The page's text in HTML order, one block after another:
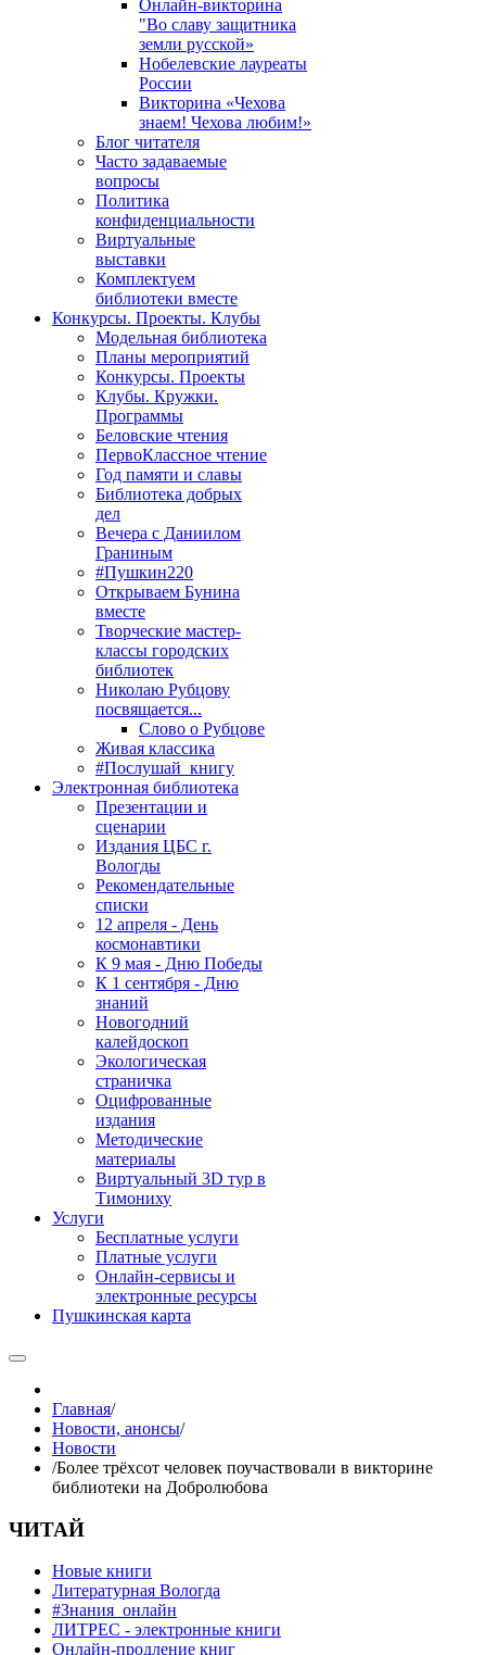
Онлайн-викторина
"Во славу защитника
земли русской»
Нобелевские лауреаты
России
Викторина «Чехова
знаем! Чехова любим!»
Блог читателя
Часто задаваемые
вопросы
Политика
конфиденциальности
Виртуальные
выставки
Комплектуем
библиотеки вместе
Конкурсы. Проекты. Клубы
Модельная библиотека
Планы мероприятий
Конкурсы. Проекты
Клубы. Кружки.
Программы
Беловские чтения
ПервоКлассное чтение
Год памяти и славы
Библиотека добрых
дел
Вечера с Даниилом
Граниным
#Пушкин220
Открываем Бунина
вместе
Творческие мастер-
классы городских
библиотек
Николаю Рубцову
посвящается...
Слово о Рубцове
Живая классика
#Послушай_книгу
Электронная библиотека
Презентации и
сценарии
Издания ЦБС г.
Вологды
Рекомендательные
списки
12 апреля - День
космонавтики
К 9 мая - Дню Победы
К 1 сентября - Дню
знаний
Новогодний
калейдоскоп
Экологическая
страничка
Оцифрованные
издания
Методические
материалы
Виртуальный 3D тур в
Тимониху
Услуги
Бесплатные услуги
Платные услуги
Онлайн-сервисы и
электронные ресурсы
Пушкинская карта
Главная/
Новости, анонсы/
Новости
/Более трёхсот человек поучаствовали в викторине
библиотеки на Добролюбова
ЧИТАЙ
Новые книги
Литературная Вологда
#Знания_онлайн
ЛИТРЕС - электронные книги
Онлайн-продление книг